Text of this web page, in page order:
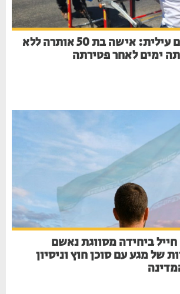
טרגדיה ביקנעם עילית: אישה בת 50 אותרה ללא
ימים לאחר פטירתה
ביחידה מסווגת נאשם
מגע עם סוכן חוץ וניסיון